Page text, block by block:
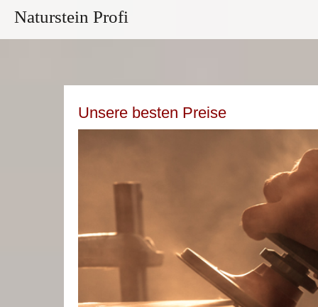
Naturstein Profi
Unsere besten Preise